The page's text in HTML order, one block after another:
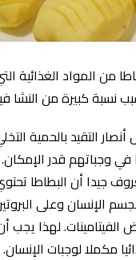
من المواد الغذائية
نسبة كبيرة من النشا
التقيد بالحمية
في وجباتهم قدر الإمكان.
جيدا أن البطاطا
الإنسان وعلى
الفيتامينات. لهذا يجب
مكملا لوجبات الإنسان.